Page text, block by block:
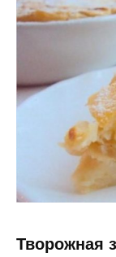
Творожная